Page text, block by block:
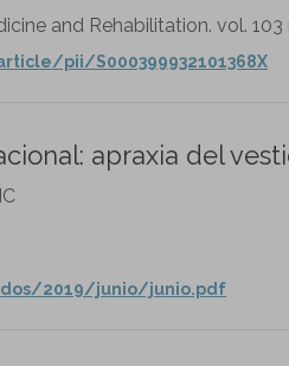
and Rehabilitation. vol. 103
pii/S000399932101368X
apraxia del
2019/junio/junio.pdf